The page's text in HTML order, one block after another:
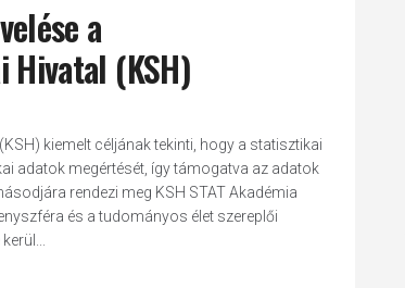
a
Hivatal (KSH)
kiemelt céljának tekinti, hogy a statisztikai
adatok megértését, így támogatva az adatok
rendezi meg KSH STAT Akadémia
és a tudományos élet szereplői